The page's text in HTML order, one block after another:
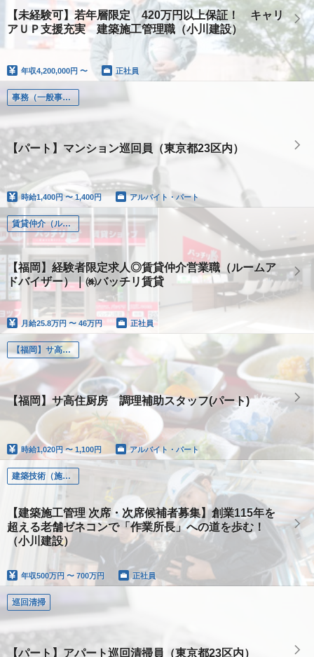
【未経験可】若年層限定 420万円以上保証！ キャリ
アＵＰ支援充実 建築施工管理職（小川建設）
年収4,200,000円 〜 正社員
事務（一般事務、営業事務）
【パート】マンション巡回員（東京都23区内）
時給1,400円 〜 1,400円 アルバイト・パート
賃貸仲介（ルームアドバイザー）
【福岡】経験者限定求人◎賃貸仲介営業職（ルームア
ドバイザー）｜㈱バッチリ賃貸
月給25.8万円 〜 46万円 正社員
【福岡】サ高住厨房 調理補助スタッフ(パート)
【福岡】サ高住厨房 調理補助スタッフ(パート)
時給1,020円 〜 1,100円 アルバイト・パート
建築技術（施工管理、設計、土木、設備）
【建築施工管理 次席・次席候補者募集】創業115年を
超える老舗ゼネコンで「作業所長」への道を歩む！
（小川建設）
年収500万円 〜 700万円 正社員
巡回清掃
【パート】アパート巡回清掃員（東京都23区内）